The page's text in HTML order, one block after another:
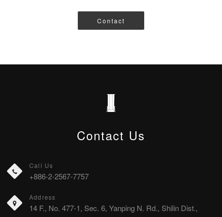
Contact
Contact Us
Call Us
+886-2-2567-7757
Address
14 F., No. 477-1, Sec. 6, Yanping N. Rd., Shilin Dist.,